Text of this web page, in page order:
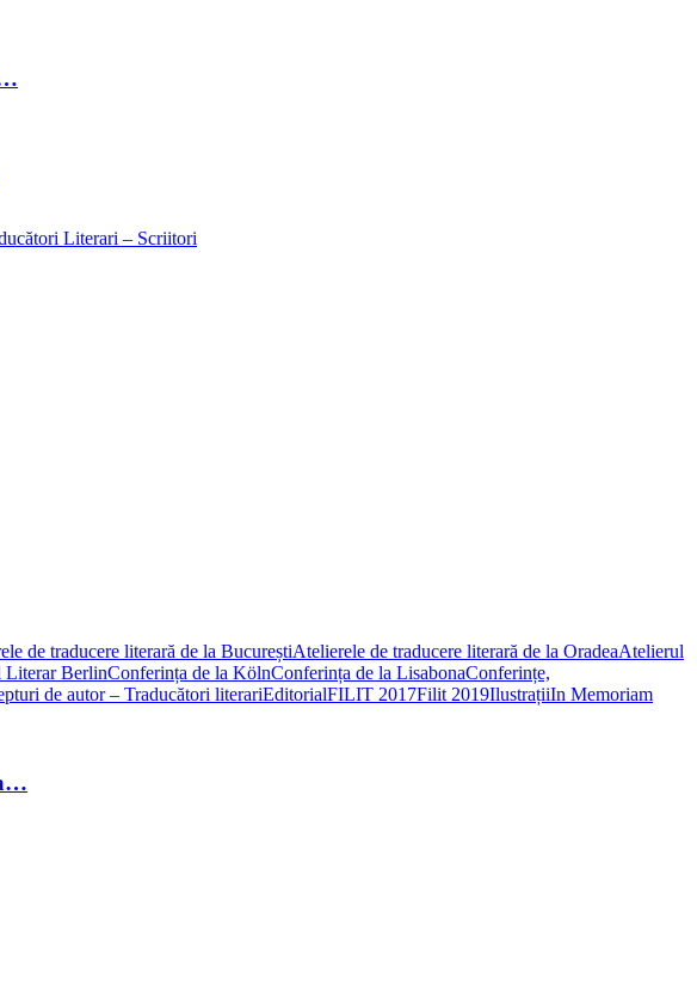
Literari – Scriitori
de traducere literară de la BucureștiAtelierele de traducere literară de la OradeaAtelierul
BerlinConferința de la KölnConferința de la LisabonaConferințe,
de autor – Traducători literariEditorialFILIT 2017Filit 2019IlustrațiiIn Memoriam